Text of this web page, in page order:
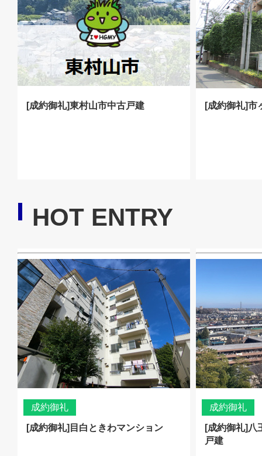
[成約御礼]東村山市中古戸建 [成約御礼]市
HOT ENTRY
成約御礼
[成約御礼]目白ときわマンション
成約御礼
[成約御礼]八
戸建